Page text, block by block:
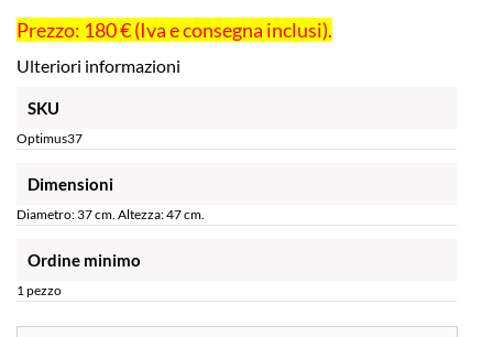
Prezzo: 180 € (Iva e consegna inclusi).
Ulteriori informazioni
SKU
Optimus37
Dimensioni
Diametro: 37 cm. Altezza: 47 cm.
Ordine minimo
1 pezzo